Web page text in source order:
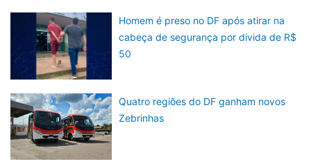
Homem é preso no DF após atirar na
cabeça de segurança por divida de R$
50
Quatro regiões do DF ganham novos
Zebrinhas